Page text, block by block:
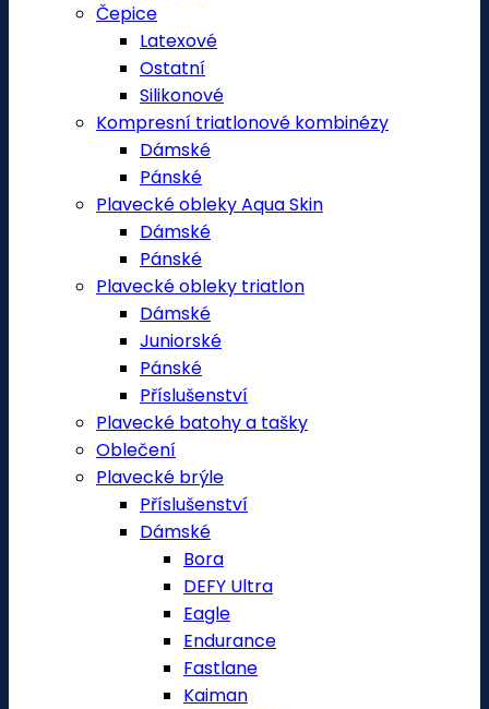
Čepice
Latexové
Ostatní
Silikonové
Kompresní triatlonové kombinézy
Dámské
Pánské
Plavecké obleky Aqua Skin
Dámské
Pánské
Plavecké obleky triatlon
Dámské
Juniorské
Pánské
Příslušenství
Plavecké batohy a tašky
Oblečení
Plavecké brýle
Příslušenství
Dámské
Bora
DEFY Ultra
Eagle
Endurance
Fastlane
Kaiman